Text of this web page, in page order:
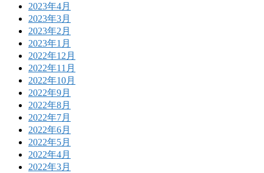
2023年4月
2023年3月
2023年2月
2023年1月
2022年12月
2022年11月
2022年10月
2022年9月
2022年8月
2022年7月
2022年6月
2022年5月
2022年4月
2022年3月